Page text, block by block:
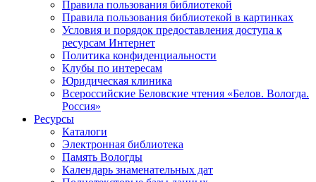
Правила пользования библиотекой
Правила пользования библиотекой в картинках
Условия и порядок предоставления доступа к
ресурсам Интернет
Политика конфиденциальности
Клубы по интересам
Юридическая клиника
Всероссийские Беловские чтения «Белов. Вологда.
Россия»
Ресурсы
Каталоги
Электронная библиотека
Память Вологды
Календарь знаменательных дат